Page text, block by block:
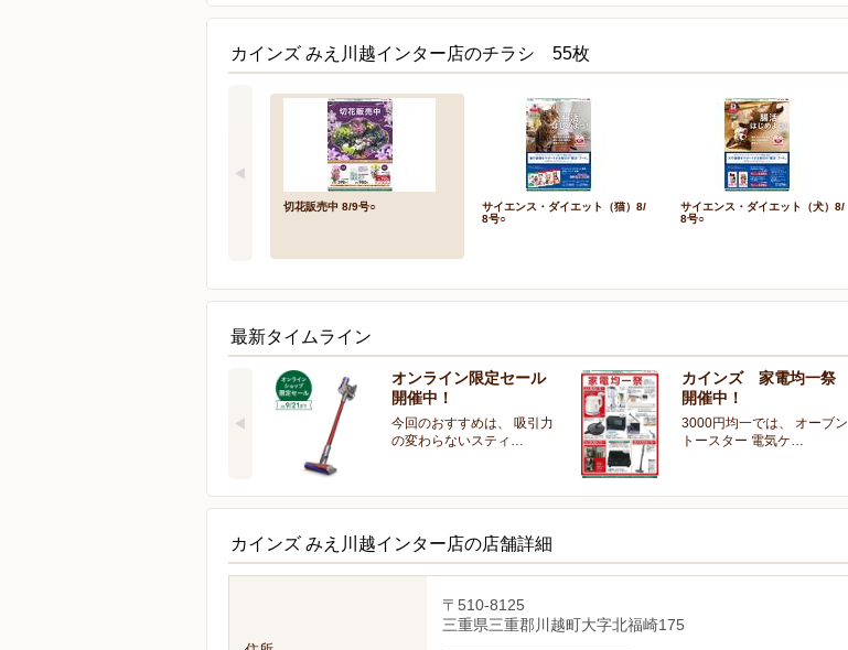
カインズ みえ川越インター店のチラシ 55枚
切花販売中 8/9号○
サイエンス・ダイエット（猫）8/
8号○
サイエンス・ダイエット（犬）8/
8号○
最新タイムライン
オンライン限定セール
開催中！
今回のおすすめは、 吸引力
の変わらないスティ…
カインズ 家電均一祭
開催中！
3000円均一では、 オーブン
トースター 電気ケ…
カインズ みえ川越インター店の店舗詳細
〒510-8125
三重県三重郡川越町大字北福崎175